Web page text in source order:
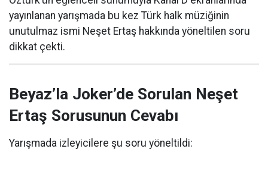
yayınlanan yarışmada bu kez Türk halk müziğinin
unutulmaz ismi Neşet Ertaş hakkında yöneltilen soru
dikkat çekti.
Beyaz’la Joker’de Sorulan Neşet
Ertaş Sorusunun Cevabı
Yarışmada izleyicilere şu soru yöneltildi: